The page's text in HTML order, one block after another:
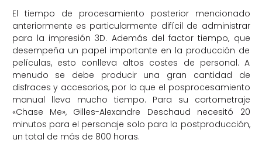
El tiempo de procesamiento posterior mencionado
anteriormente es particularmente difícil de administrar
para la impresión 3D. Además del factor tiempo, que
desempeña un papel importante en la producción de
películas, esto conlleva altos costes de personal. A
menudo se debe producir una gran cantidad de
disfraces y accesorios, por lo que el posprocesamiento
manual lleva mucho tiempo. Para su cortometraje
«Chase Me», Gilles-Alexandre Deschaud necesitó 20
minutos para el personaje solo para la postproducción,
un total de más de 800 horas.